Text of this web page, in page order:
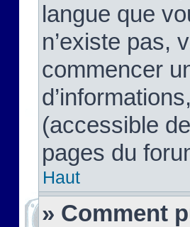
langue que
n’existe pas,
commencer
(accessible
pages du
Haut
» Comment